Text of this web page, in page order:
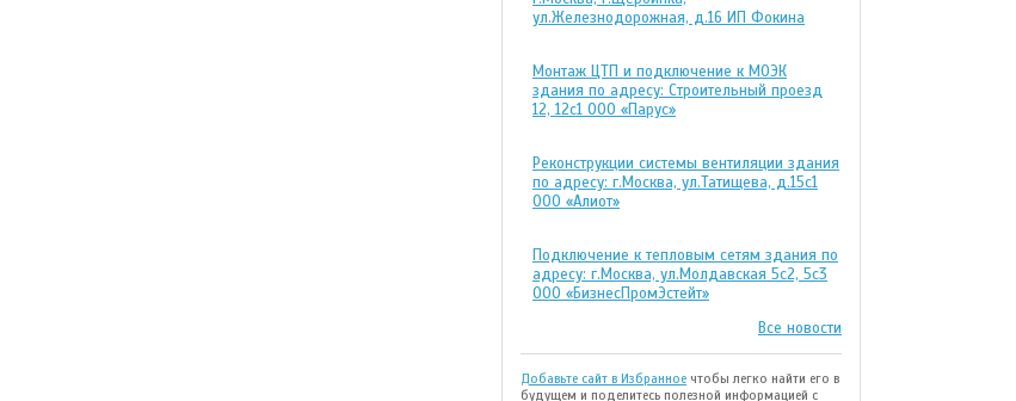
ул.Железнодорожная, д.16 ИП Фокина
Монтаж ЦТП и подключение к МОЭК
здания по адресу: Строительный проезд
12, 12с1 ООО «Парус»
Реконструкции системы вентиляции здания
по адресу: г.Москва, ул.Татищева, д.15с1
ООО «Алиот»
Подключение к тепловым сетям здания по
адресу: г.Москва, ул.Молдавская 5с2, 5с3
ООО «БизнесПромЭстейт»
Все новости
Добавьте сайт в Избранноечтобы легко найти его в
будущем и поделитесь полезной информацией с